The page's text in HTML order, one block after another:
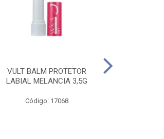
VULT BALM PROTETOR
LABIAL MELANCIA 3,5G
Código: 17068